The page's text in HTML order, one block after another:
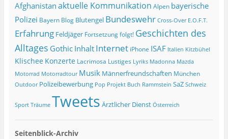
Afghanistanaktuelle Kommunikation Alpen bayerische
Polizei Bayern Blog Blutengel Bundeswehr Cross-Over E.O.F.T.
Erfahrung Feldjäger Fortsetzung folgt! Geschichten des
Alltages Gothic Inhalt Internet iPhone ISAF Italien Kitzbühel
Klischee Konzerte Lacrimosa Lustiges Lyriks Madonna Mazda
Motorrad Motorradtour Musik Männerfreundschaften München
Outdoor Polizeibewerbung Pop Projekt Buch Rammstein SaZ Schweiz
Sport Träume Tweets Ärztlicher Dienst Österreich
Seitenblick-Archiv